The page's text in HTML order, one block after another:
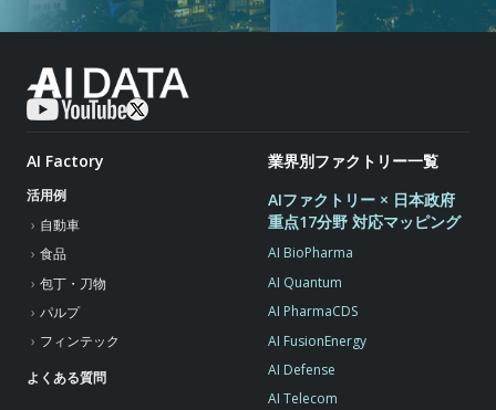
AI Factory
活用例
自動車
食品
包丁・刀物
パルプ
フィンテック
よくある質問
業界別ファクトリー一覧
AIファクトリー × 日本政府
重点17分野 対応マッピング
AI BioPharma
AI Quantum
AI PharmaCDS
AI FusionEnergy
AI Defense
AI Telecom